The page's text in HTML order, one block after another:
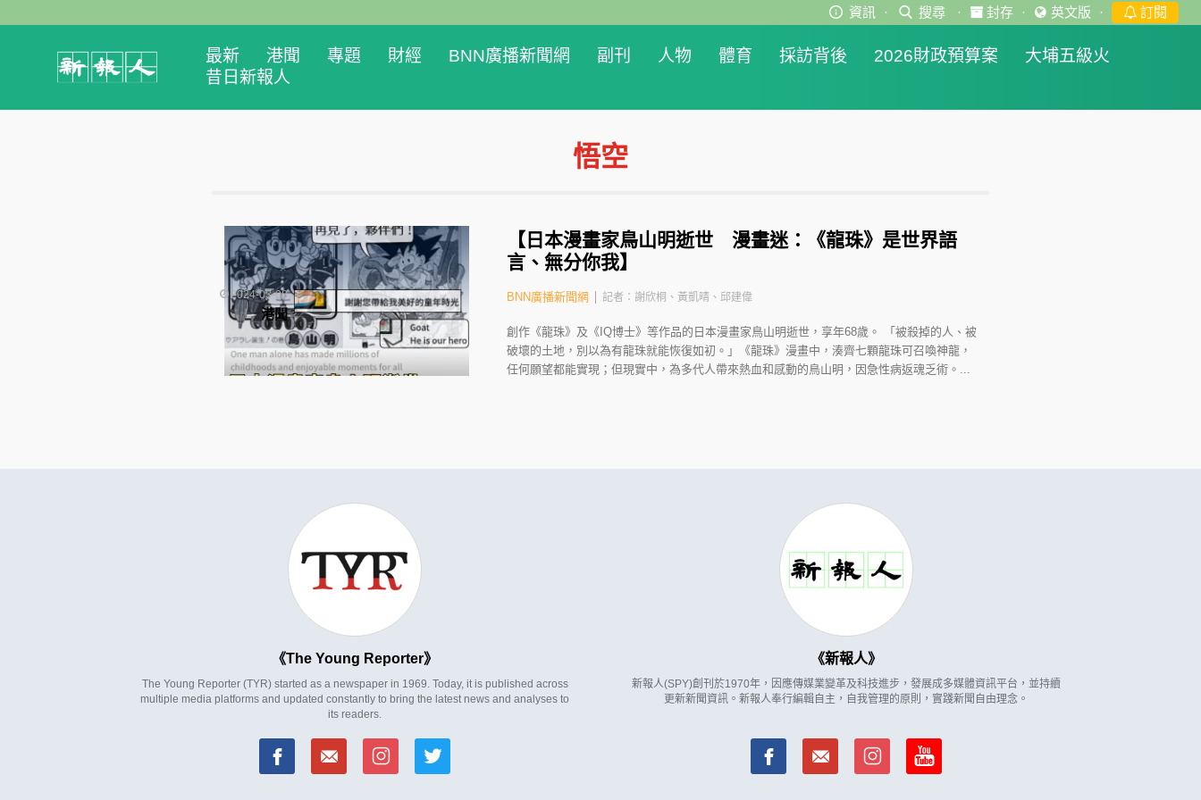
資訊 · 搜尋 · 封存 · 英文版 · 訂閱
最新 港聞 專題 財經 BNN廣播新聞網 副刊 人物 體育 採訪背後 2026財政預算案
大埔五級火
昔日新報人
悟空
【日本漫畫家鳥山明逝世 漫畫迷：《龍珠》是世界語
言、無分你我】
2024-03-08
港聞
BNN廣播新聞網 記者：謝欣桐、黃凱晴、邱建偉
創作《龍珠》及《IQ博士》等作品的日本漫畫家鳥山明逝世，享年68歲。 「被殺掉的人、被
破壞的土地，別以為有龍珠就能恢復如初。」《龍珠》漫畫中，湊齊七顆龍珠可召喚神龍，
任何願望都能實現；但現實中，為多代人帶來熱血和感動的鳥山明，因急性病返魂乏術。...
The Young Reporter
The Young Reporter (TYR) started as a newspaper in 1969. Today, it is published across
multiple media platforms and updated constantly to bring the latest news and analyses to
its readers.
新報人
新報人(SPY)創刊於1970年，因應傳媒業變革及科技進步，發展成多媒體資訊平台，並持續
更新新聞資訊。新報人奉行編輯自主，自我管理的原則，實踐新聞自由理念。